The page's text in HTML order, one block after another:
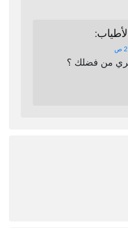
:
من فضلك ؟